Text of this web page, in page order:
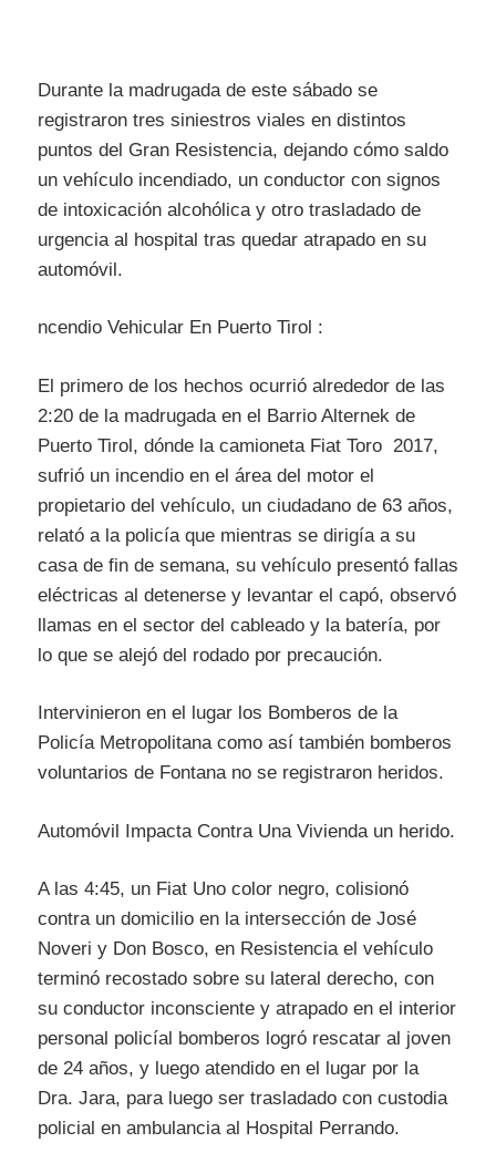
Durante la madrugada de este sábado se
registraron tres siniestros viales en distintos
puntos del Gran Resistencia, dejando cómo saldo
un vehículo incendiado, un conductor con signos
de intoxicación alcohólica y otro trasladado de
urgencia al hospital tras quedar atrapado en su
automóvil.
ncendio Vehicular En Puerto Tirol :
El primero de los hechos ocurrió alrededor de las
2:20 de la madrugada en el Barrio Alternek de
Puerto Tirol, dónde la camioneta Fiat Toro 2017,
sufrió un incendio en el área del motor el
propietario del vehículo, un ciudadano de 63 años,
relató a la policía que mientras se dirigía a su
casa de fin de semana, su vehículo presentó fallas
eléctricas al detenerse y levantar el capó, observó
llamas en el sector del cableado y la batería, por
lo que se alejó del rodado por precaución.
Intervinieron en el lugar los Bomberos de la
Policía Metropolitana como así también bomberos
voluntarios de Fontana no se registraron heridos.
Automóvil Impacta Contra Una Vivienda un herido.
A las 4:45, un Fiat Uno color negro, colisionó
contra un domicilio en la intersección de José
Noveri y Don Bosco, en Resistencia el vehículo
terminó recostado sobre su lateral derecho, con
su conductor inconsciente y atrapado en el interior
personal policíal bomberos logró rescatar al joven
de 24 años, y luego atendido en el lugar por la
Dra. Jara, para luego ser trasladado con custodia
policial en ambulancia al Hospital Perrando.